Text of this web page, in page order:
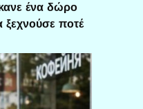
ένα δώρο
ξεχνούσε ποτέ